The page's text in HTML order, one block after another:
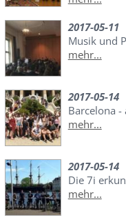
2017-05-11
Musik und
mehr...
2017-05-14
Barcelona -
mehr...
2017-05-14
Die 7i
mehr...